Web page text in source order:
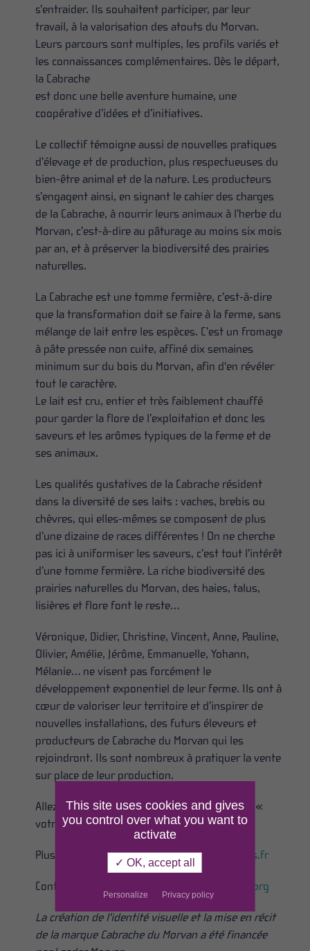
s’entraider. Ils souhaitent participer, par leur
travail, à la valorisation des atouts du Morvan.
Leurs parcours sont multiples, les profils variés et
les connaissances complémentaires. Dès le départ,
la Cabrache
est donc une belle aventure humaine, une
coopérative d’idées et d’initiatives.
Le collectif témoigne aussi de nouvelles pratiques
d’élevage et de production, plus respectueuses du
bien-être animal et de la nature. Les producteurs
s’engagent ainsi, en signant le cahier des charges
de la Cabrache, à nourrir leurs animaux à l’herbe du
Morvan, c’est-à-dire au pâturage au moins six mois
par an, et à préserver la biodiversité des prairies
naturelles.
La Cabrache est une tomme fermière, c’est-à-dire
que la transformation doit se faire à la ferme, sans
mélange de lait entre les espèces. C’est un fromage
à pâte pressée non cuite, affiné dix semaines
minimum sur du bois du Morvan, afin d‘en révéler
tout le caractère.
Le lait est cru, entier et très faiblement chauffé
pour garder la flore de l’exploitation et donc les
saveurs et les arômes typiques de la ferme et de
ses animaux.
Les qualités gustatives de la Cabrache résident
dans la diversité de ses laits : vaches, brebis ou
chèvres, qui elles-mêmes se composent de plus
d’une dizaine de races différentes ! On ne cherche
pas ici à uniformiser les saveurs, c’est tout l’intérêt
d’une tomme fermière. La riche biodiversité des
prairies naturelles du Morvan, des haies, talus,
lisières et flore font le reste…
Véronique, Didier, Christine, Vincent, Anne, Pauline,
Olivier, Amélie, Jérôme, Emmanuelle, Yohann,
Mélanie… ne visent pas forcément le
développement exponentiel de leur ferme. Ils ont à
cœur de valoriser leur territoire et d’inspirer de
nouvelles installations, des futurs éleveurs et
producteurs de Cabrache du Morvan qui les
rejoindront. Ils sont nombreux à pratiquer la vente
sur place de leur production.
Allez à la rencontre des producteurs, trouvez «
votre » Cabrache !
Plus d’infos sur :https://www.morvan-terroirs.fr
Contact : alexis.trimoulinard@parcdumorvan.org
La création de l'identité visuelle et la mise en récit
de la marque Cabrache du Morvan a été financée
This site uses cookies and gives
you control over what you want to
activate
✓ OK, accept all
Personalize Privacy policy